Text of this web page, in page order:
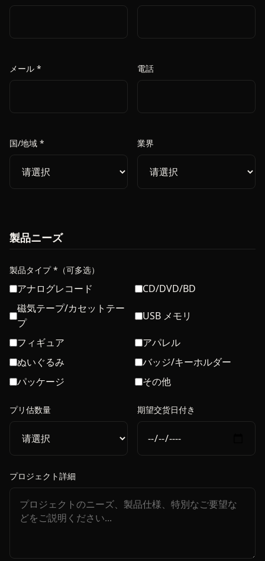
メール * 電話
国/地域 * 業界
製品ニーズ
製品タイプ *（可多选）
アナログレコード
CD/DVD/BD
磁気テープ/カセットテー
プ
USB メモリ
フィギュア
アパレル
ぬいぐるみ
バッジ/キーホルダー
パッケージ
その他
プリ估数量 期望交货日付き
プロジェクト詳細